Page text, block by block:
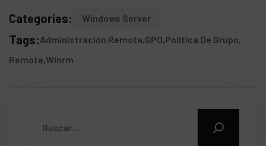
Categories: Windows Server
Tags:Administración Remota GPO Politica De Grupo
Remote Winrm